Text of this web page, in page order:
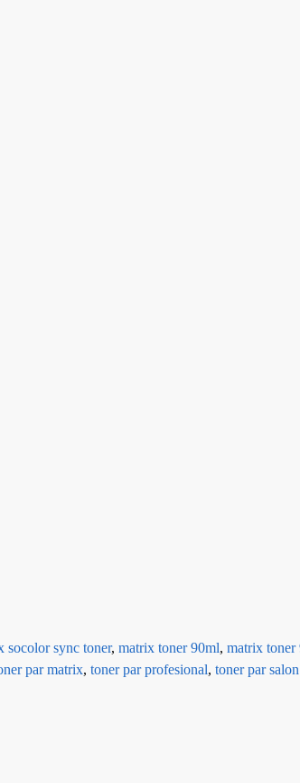
socolor sync toner, matrix toner 90ml, matrix toner
par matrix, toner par profesional, toner par salon